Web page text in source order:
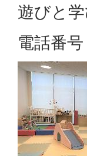
遊びと
電話番